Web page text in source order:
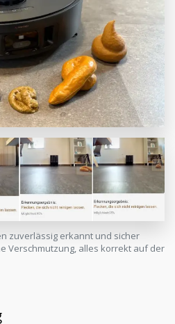
zuverlässig erkannt und sicher
Verschmutzung, alles korrekt auf der